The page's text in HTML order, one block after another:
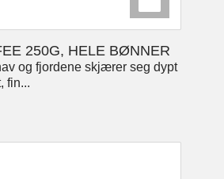
250G, HELE BØNNER
og fjordene skjærer seg dypt
fin...